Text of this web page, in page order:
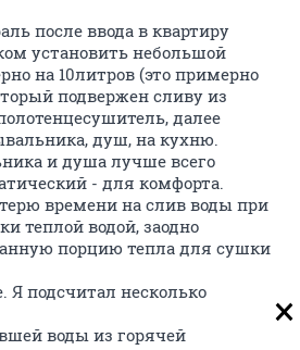
после ввода в квартиру
установить небольшой
на 10литров (это примерно
подвержен сливу из
далее
душ, на кухню.
и душа лучше всего
- для комфорта.
времени на слив воды при
теплой водой, заодно
порцию тепла для сушки
Я подсчитал несколько
воды из горячей